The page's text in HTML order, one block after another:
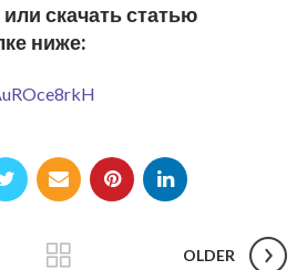
скачать статью
ниже:
OLDER